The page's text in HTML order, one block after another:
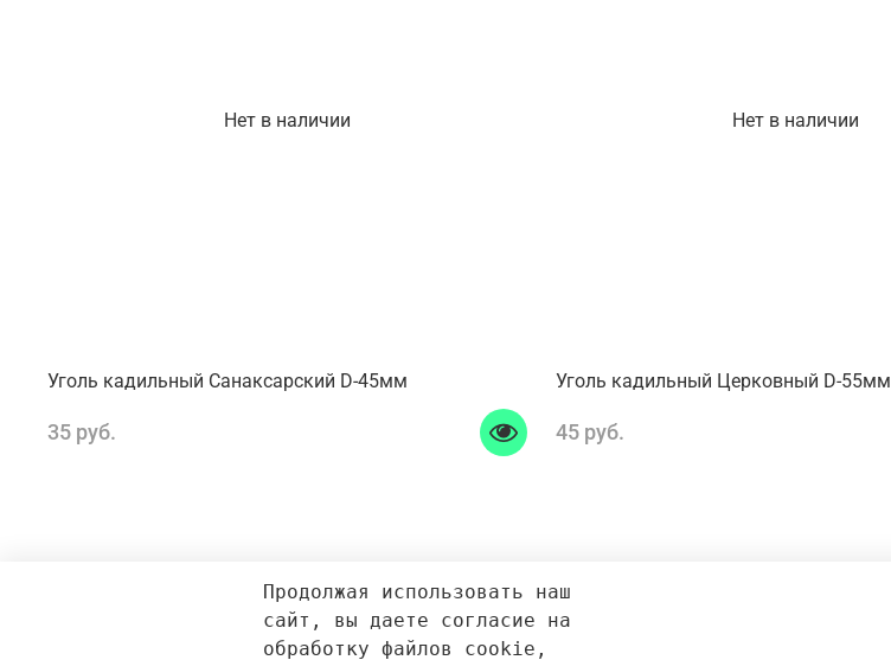
Нет в наличии
Уголь кадильный Санаксарский D-45мм
35 руб.
Нет в наличии
Уголь кадильный Церковный D-55мм
45 руб.
Продолжая использовать наш
сайт, вы даете согласие на
обработку файлов cookie,